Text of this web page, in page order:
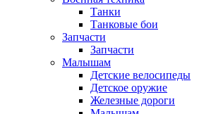
Танки
Танковые бои
Запчасти
Запчасти
Малышам
Детские велосипеды
Детское оружие
Железные дороги